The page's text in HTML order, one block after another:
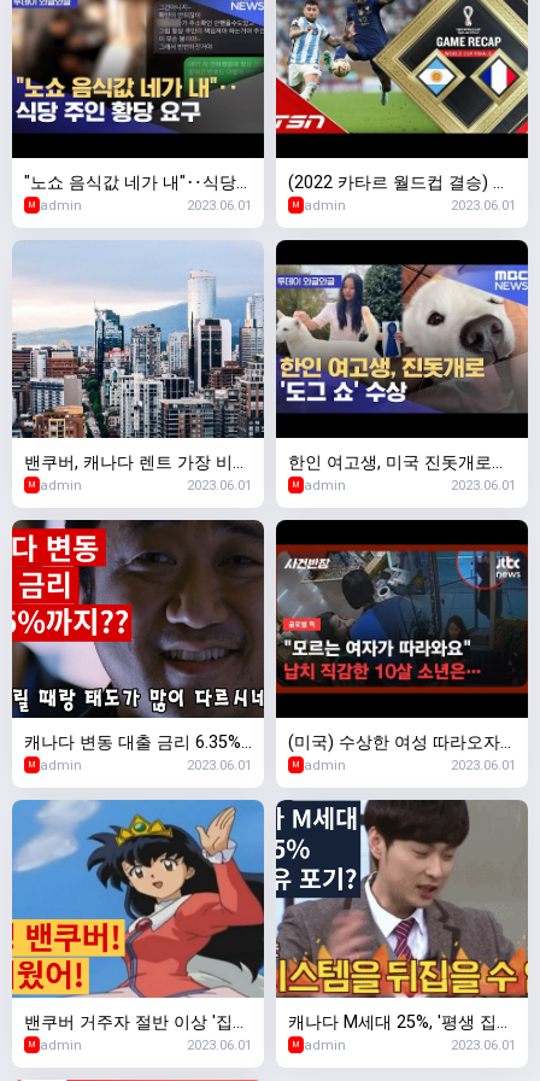
"노쇼 음식값 네가 내"‥식당
주인 황당 요구 (2023.01.03/
뉴스투데이/MBC)
M admin 2023.06.01
(2022 카타르 월드컵 결승) 아
르헨티나 vs. 프랑스 FULL 하이
라이트
M admin 2023.06.01
밴쿠버, 캐나다 렌트 가장 비싼
톱 4 지역 싹쓸이
M admin 2023.06.01
한인 여고생, 미국 진돗개로
'도그 쇼' 수상
M admin 2023.06.01
캐나다 변동 대출 금리 6.35%
까지 오를 듯
M admin 2023.06.01
(미국) 수상한 여성 따라오자…
가게 직원에 "엄마인 척 해주세
요"
M admin 2023.06.01
밴쿠버 거주자 절반 이상 '집값
비싸 떠날수도'
M admin 2023.06.01
캐나다 M세대 25%, '평생 집
소유 할 수 없다'고 생각
M admin 2023.06.01